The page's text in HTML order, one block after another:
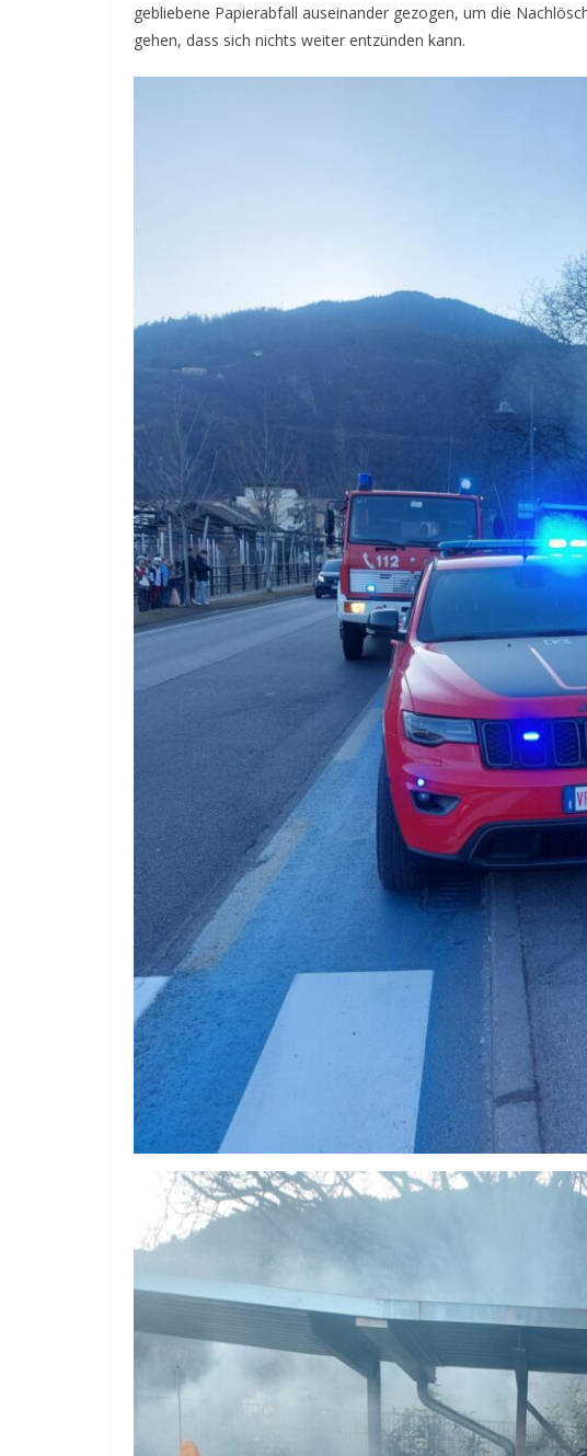
gebliebene Papierabfall auseinander gezogen, um die
gehen, dass sich nichts weiter entzünden kann.